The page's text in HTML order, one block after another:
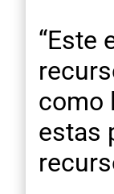
“Este
como
estas